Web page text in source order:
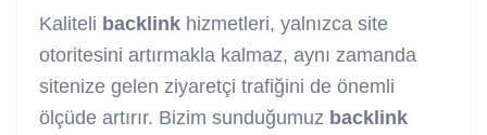
Kaliteli backlink hizmetleri, yalnızca site
otoritesini artırmakla kalmaz, aynı zamanda
sitenize gelen ziyaretçi trafiğini de önemli
ölçüde artırır. Bizim sunduğumuz backlink